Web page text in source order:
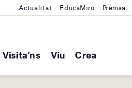
Visita’ns Viu Crea
Actualitat EducaMiró Premsa